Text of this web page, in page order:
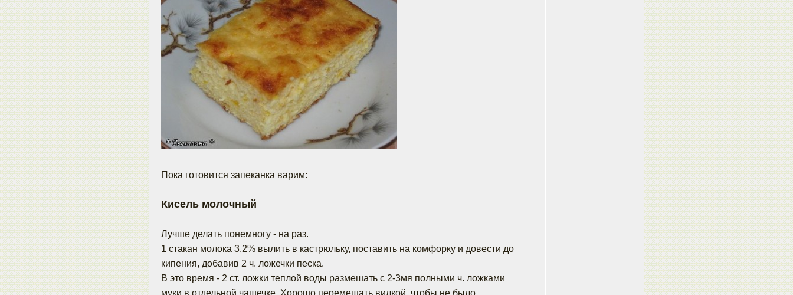
Пока готовится запеканка варим:
Кисель молочный
Лучше делать понемногу - на раз.
1 стакан молока 3.2% вылить в кастрюльку, поставить на комфорку и довести до
кипения, добавив 2 ч. ложечки песка.
В это время - 2 ст. ложки теплой воды размешать с 2-3мя полными ч. ложками
муки в отдельной чашечке. Хорошо перемешать вилкой, чтобы не было